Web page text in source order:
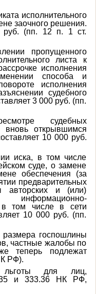
исполнительного
заочного решения.
руб. (пп. 12 п. 1 ст.
пропущенного
листа к
исполнения
способа и
исполнения
судебного
3 000 руб. (пп.
судебных
открывшимся
10 000 руб.
иска, в том числе
суде, о замене
обеспечения (за
предварительных
авторских и (или)
в том числе в сети
10 000 руб. (пп.
госпошлины
частные жалобы по
теперь подлежат
РФ).
для лиц,
и 333.36 НК РФ,